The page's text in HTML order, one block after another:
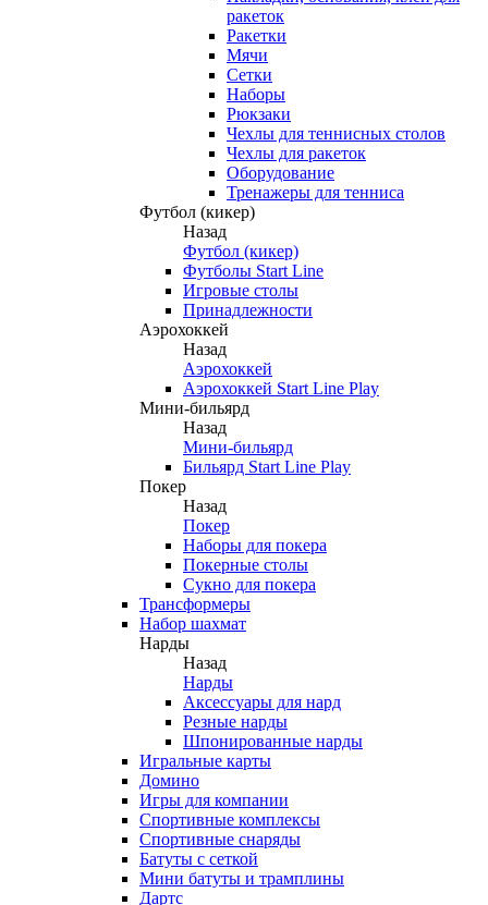
ракеток
Ракетки
Мячи
Сетки
Наборы
Рюкзаки
Чехлы для теннисных столов
Чехлы для ракеток
Оборудование
Тренажеры для тенниса
Футбол (кикер)
Назад
Футбол (кикер)
Футболы Start Line
Игровые столы
Принадлежности
Аэрохоккей
Назад
Аэрохоккей
Аэрохоккей Start Line Play
Мини-бильярд
Назад
Мини-бильярд
Бильярд Start Line Play
Покер
Назад
Покер
Наборы для покера
Покерные столы
Сукно для покера
Трансформеры
Набор шахмат
Нарды
Назад
Нарды
Аксессуары для нард
Резные нарды
Шпонированные нарды
Игральные карты
Домино
Игры для компании
Спортивные комплексы
Спортивные снаряды
Батуты с сеткой
Мини батуты и трамплины
Дартс